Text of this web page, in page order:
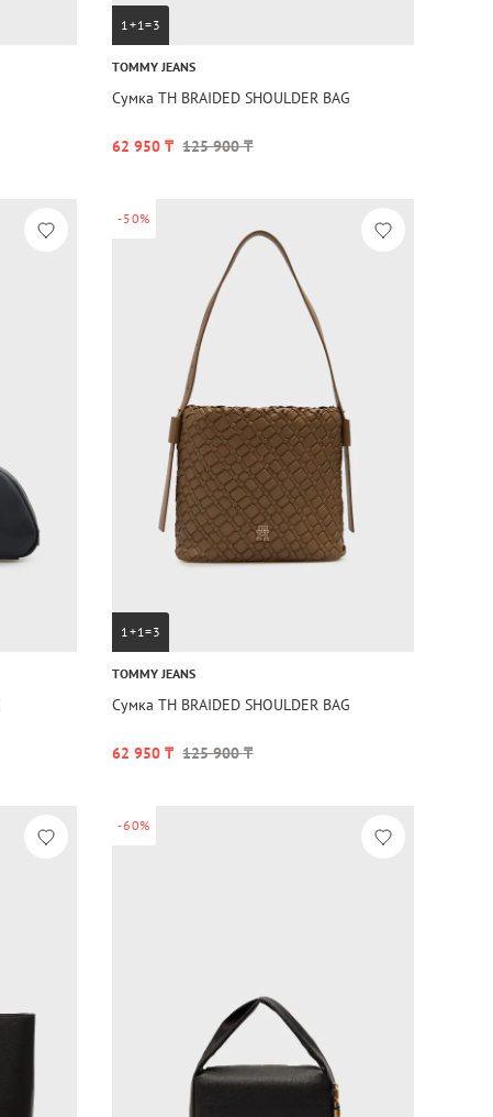
1+1=3
TOMMY JEANS
Сумка TH BRAIDED SHOULDER BAG
62 950 ₸ 125 900 ₸
-50%
1+1=3
TOMMY JEANS
Сумка TH BRAIDED SHOULDER BAG
62 950 ₸ 125 900 ₸
-60%